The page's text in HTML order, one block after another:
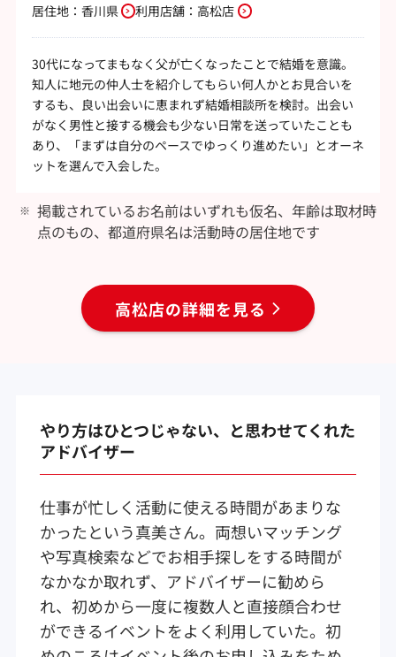
居住地： 香川県 利用店舗： 高松店
30代になってまもなく父が亡くなったことで結婚を意識。
知人に地元の仲人士を紹介してもらい何人かとお見合いを
するも、良い出会いに恵まれず結婚相談所を検討。出会い
がなく男性と接する機会も少ない日常を送っていたことも
あり、「まずは自分のペースでゆっくり進めたい」とオーネ
ットを選んで入会した。
掲載されているお名前はいずれも仮名、年齢は取材時
点のもの、都道府県名は活動時の居住地です
高松店の詳細を見る
やり方はひとつじゃない、と思わせてくれた
アドバイザー
仕事が忙しく活動に使える時間があまりな
かったという真美さん。両想いマッチング
や写真検索などでお相手探しをする時間が
なかなか取れず、アドバイザーに勧めら
れ、初めから一度に複数人と直接顔合わせ
ができるイベントをよく利用していた。初